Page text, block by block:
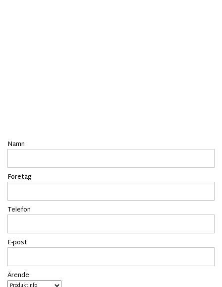
Namn
Företag
Telefon
E-post
Ärende